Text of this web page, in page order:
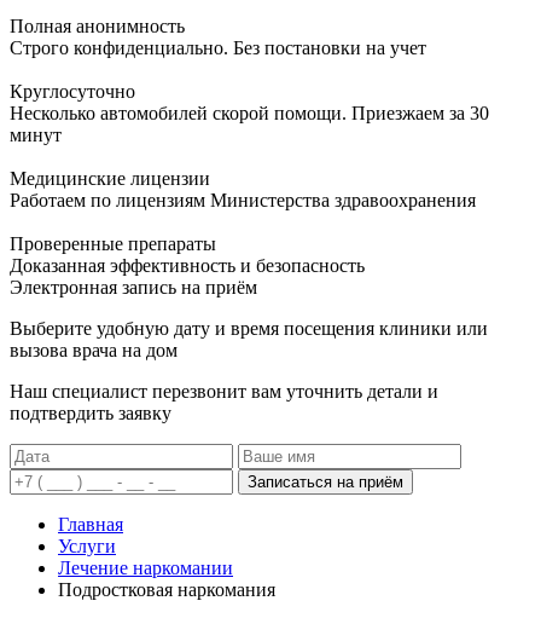
Полная анонимность
Строго конфиденциально. Без постановки на учет
Круглосуточно
Несколько автомобилей скорой помощи. Приезжаем за 30
минут
Медицинские лицензии
Работаем по лицензиям Министерства здравоохранения
Проверенные препараты
Доказанная эффективность и безопасность
Электронная запись на приём
Выберите удобную дату и время посещения клиники или
вызова врача на дом
Наш специалист перезвонит вам уточнить детали и
подтвердить заявку
Записаться на приём
Главная
Услуги
Лечение наркомании
Подростковая наркомания